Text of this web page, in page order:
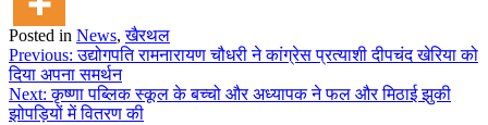
Posted in News,खैरथल
Post
navigation
Previous: उद्योगपति रामनारायण चौधरी ने कांग्रेस प्रत्याशी दीपचंद खेरिया को
दिया अपना समर्थन
Next: कृष्णा पब्लिक स्कूल के बच्चो और अध्यापक ने फल और मिठाई झुकी
झोपड़ियों में वितरण की